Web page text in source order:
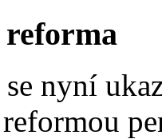
nyní